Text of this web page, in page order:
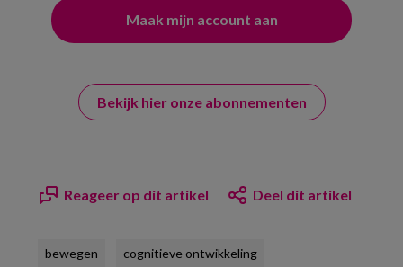
Bekijk hier onze abonnementen
Reageer op dit artikel Deel dit artikel
bewegen cognitieve ontwikkeling